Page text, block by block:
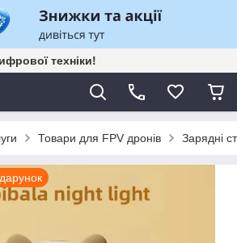
техніки!
Товари для FPV дронів Зарядні